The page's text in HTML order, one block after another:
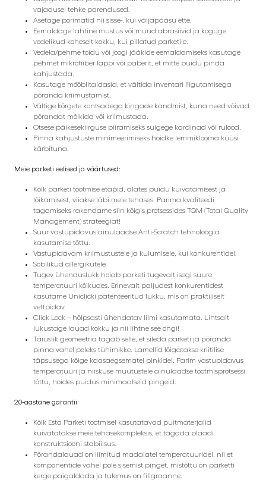
vajadusel tehke parendused.
Asetage porimatid nii sisse-, kui väljapääsu ette.
Eemaldage lahtine mustus või muud abrasiivid ja koguge
vedelikud koheselt kokku, kui pillatud parketile.
Vedela/pehme toidu või joogi jääkide eemaldamiseks kasutage
pehmet mikrofiiber lappi või paberit, et mitte puidu pinda
kahjustada.
Kasutage mööblitaldasid, et vältida inventari liigutamisega
põranda kriimustamist.
Vältige kõrgete kontsadega kingade kandmist, kuna need võivad
põrandat mõlkida või kriimustada.
Otsese päikesekiirguse piiramiseks sulgege kardinad või rulood.
Pinna kahjustuste minimeerimiseks hoidke lemmiklooma küüsi
kärbituna.
Meie parketi eelised ja väärtused:
Kõik parketi tootmise etapid, alates puidu kuivatamisest ja
lõikamisest, viiakse läbi meie tehases. Parima kvaliteedi
tagamiseks rakendame siin kõigis protsessides TQM (Total Quality
Management) strateegiat!
Suur vastupidavus ainulaadse Anti-Scratch tehnoloogia
kasutamise tõttu.
Vastupidavam kriimustustele ja kulumisele, kui konkurentidel.
Sobilikud allergikutele
Tugev ühenduslukk hoiab parketi tugevalt isegi suure
temperatuuri kõikudes. Erinevalt paljudest konkurentidest
kasutame Uniclicki patenteeritud lukku, mis on praktiliselt
vettpidav.
Click Lock – hõlpsasti ühendatav liimi kasutamata. Lihtsalt
lukustage lauad kokku ja nii lihtne see ongi!
Täiuslik geomeetria tagab selle, et sileda parketi ja põranda
pinna vahel poleks tühimikke. Lamellid lõigatakse kriitilise
täpsusega kõige kaasaegsematel pinkidel. Parim vastupidavus
temperatuuri ja niiskuse muutustele ainulaadse tootmisprotsessi
tõttu, hoides puidus minimaalseid pingeid.
20-aastane garantii
Kõik Esta Parketi tootmisel kasutatavad puitmaterjalid
kuivatatakse meie tehasekompleksis, et tagada plaadi
konstruktsiooni stabiilsus.
Põrandalauad on liimitud madalatel temperatuuridel, nii et
komponentide vahel pole sisemist pinget, mistõttu on parketti
kerge paigaldada ja tulemus on filigraanne.